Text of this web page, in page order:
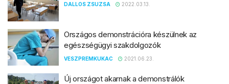
DALLOS ZSUZSA 2022.03.13.
Országos demonstrációra készülnek az
egészségügyi szakdolgozók
VESZPREMKUKAC 2021.06.23.
Új országot akarnak a demonstrálók